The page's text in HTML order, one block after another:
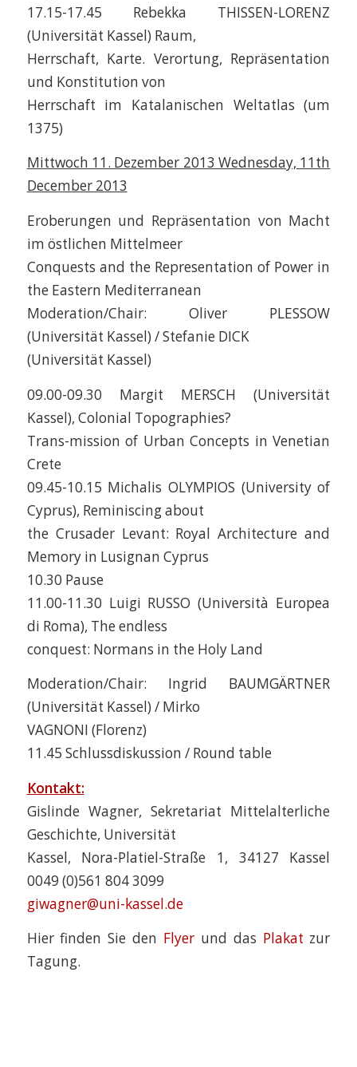
17.15-17.45 Rebekka THISSEN-LORENZ
(Universität Kassel) Raum,
Herrschaft, Karte. Verortung, Repräsentation
und Konstitution von
Herrschaft im Katalanischen Weltatlas (um
1375)
Mittwoch 11. Dezember 2013 Wednesday, 11th
December 2013
Eroberungen und Repräsentation von Macht
im östlichen Mittelmeer
Conquests and the Representation of Power in
the Eastern Mediterranean
Moderation/Chair: Oliver PLESSOW
(Universität Kassel) / Stefanie DICK
(Universität Kassel)
09.00-09.30 Margit MERSCH (Universität
Kassel), Colonial Topographies?
Trans-mission of Urban Concepts in Venetian
Crete
09.45-10.15 Michalis OLYMPIOS (University of
Cyprus), Reminiscing about
the Crusader Levant: Royal Architecture and
Memory in Lusignan Cyprus
10.30 Pause
11.00-11.30 Luigi RUSSO (Università Europea
di Roma), The endless
conquest: Normans in the Holy Land
Moderation/Chair: Ingrid BAUMGÄRTNER
(Universität Kassel) / Mirko
VAGNONI (Florenz)
11.45 Schlussdiskussion / Round table
Kontakt:
Gislinde Wagner, Sekretariat Mittelalterliche
Geschichte, Universität
Kassel, Nora-Platiel-Straße 1, 34127 Kassel
0049 (0)561 804 3099
giwagner@uni-kassel.de
Hier finden Sie den Flyer und das Plakat zur
Tagung.